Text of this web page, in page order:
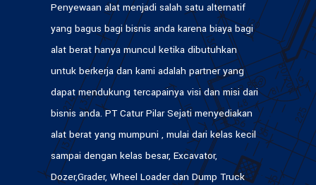
Penyewaan alat menjadi salah satu alternatif
yang bagus bagi bisnis anda karena biaya bagi
alat berat hanya muncul ketika dibutuhkan
untuk berkerja dan kami adalah partner yang
dapat mendukung tercapainya visi dan misi dari
bisnis anda. PT Catur Pilar Sejati menyediakan
alat berat yang mumpuni , mulai dari kelas kecil
sampai dengan kelas besar, Excavator,
Dozer,Grader, Wheel Loader dan Dump Truck